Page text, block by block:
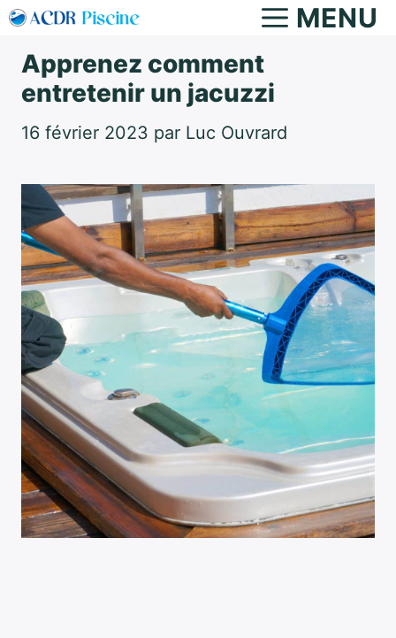
Aller
contenu
MENU
Apprenez comment
entretenir un jacuzzi
16 février 2023 par Luc Ouvrard